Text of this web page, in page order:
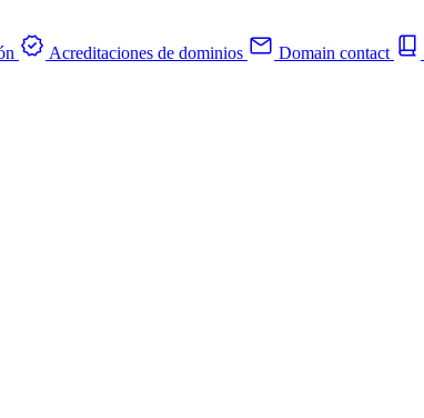
Acreditaciones de dominios Domain contact